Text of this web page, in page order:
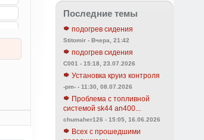
Последние темы
подогрев сидения
Stitomir - Вчера, 21:42
подогрев сидения
C001 - 15:18, 23.07.2026
Установка круиз контроля
-pm- - 11:30, 08.07.2026
Проблема с топливной
системой sk44 an400...
chumaher126 - 15:05, 16.06.2026
Всех с прошедшими